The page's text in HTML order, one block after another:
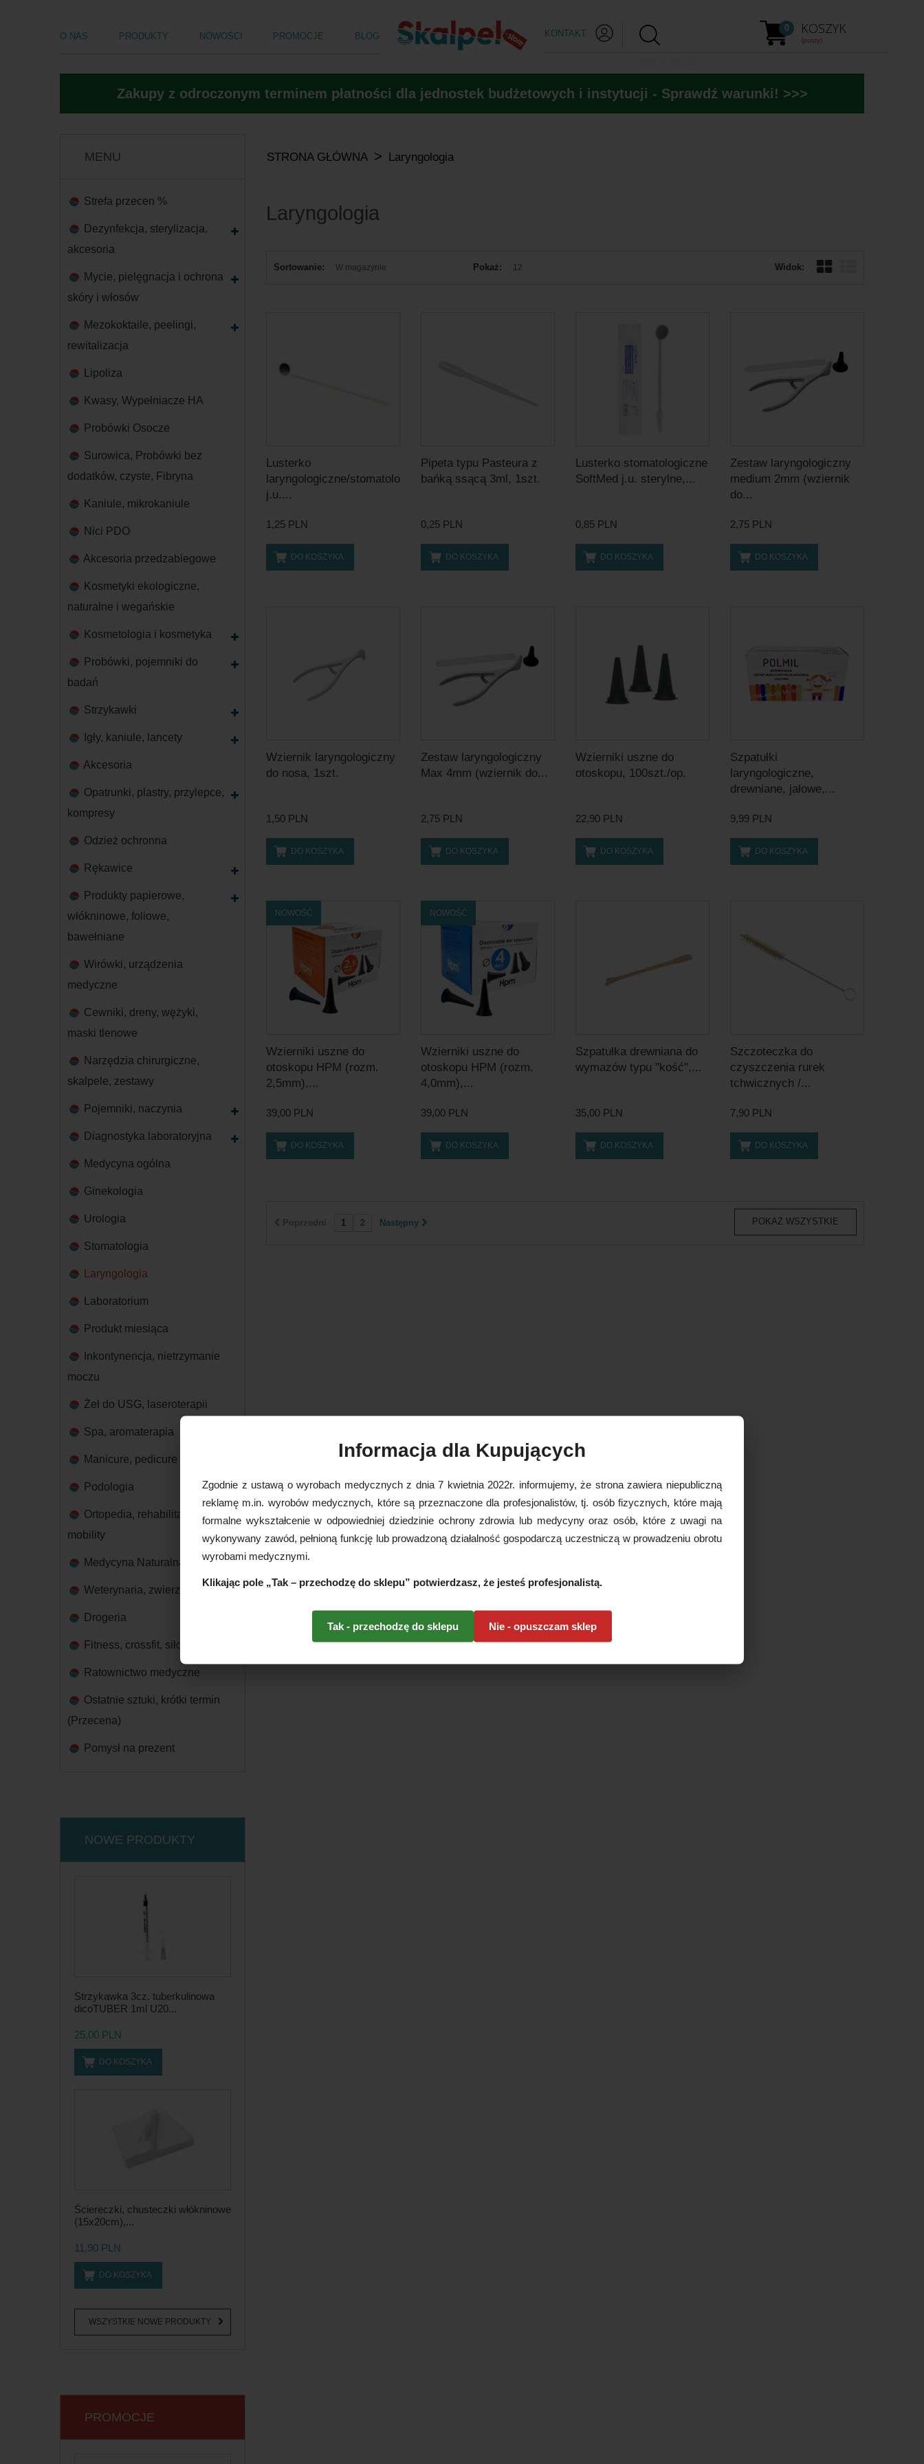
O NAS PRODUKTY NOWOŚCI PROMOCJE BLOG KONTAKT KOSZYK
0
(pusty)
Zakupy z odroczonym terminem płatności dla jednostek budżetowych i instytucji - Sprawdź warunki! >>>
MENU
Strefa przecen %
Dezynfekcja, sterylizacja,
akcesoria
Mycie, pielęgnacja i ochrona
skóry i włosów
Mezokoktaile, peelingi,
rewitalizacja
Lipoliza
Kwasy, Wypełniacze HA
Probówki Osocze
Surowica, Probówki bez
dodatków, czyste, Fibryna
Kaniule, mikrokaniule
Nici PDO
Akcesoria przedzabiegowe
Kosmetyki ekologiczne,
naturalne i wegańskie
Kosmetologia i kosmetyka
Probówki, pojemniki do
badań
Strzykawki
Igły, kaniule, lancety
Akcesoria
Opatrunki, plastry, przylepce,
kompresy
Odzież ochronna
Rękawice
Produkty papierowe,
włókninowe, foliowe,
bawełniane
Wirówki, urządzenia
medyczne
Cewniki, dreny, wężyki,
maski tlenowe
Narzędzia chirurgiczne,
skalpele, zestawy
Pojemniki, naczynia
Diagnostyka laboratoryjna
Medycyna ogólna
Ginekologia
Urologia
Stomatologia
Laryngologia
Laboratorium
Produkt miesiąca
Inkontynencja, nietrzymanie
moczu
Żel do USG, laseroterapii
Spa, aromaterapia
Manicure, pedicure
Podologia
Ortopedia, rehabilitacja,
mobility
Medycyna Naturalna
Weterynaria, zwierzęta
Drogeria
Fitness, crossfit, siłownia
Ratownictwo medyczne
Ostatnie sztuki, krótki termin
(Przecena)
Pomysł na prezent
NOWE PRODUKTY
Strzykawka 3cz. tuberkulinowa
dicoTUBER 1ml U20...
25,00 PLN
DO KOSZYKA
Ściereczki, chusteczki włókninowe
(15x20cm),...
11,90 PLN
DO KOSZYKA
WSZYSTKIE NOWE PRODUKTY
PROMOCJE
STRONA GŁÓWNA > Laryngologia
Laryngologia
Widok:
Sortowanie: W magazynie Pokaż: 12
Lusterko
laryngologiczne/stomatologiczne
j.u....
1,25 PLN
DO KOSZYKA
Pipeta typu Pasteura z
bańką ssącą 3ml, 1szt.
0,25 PLN
DO KOSZYKA
Lusterko stomatologiczne
SoftMed j.u. sterylne,...
0,85 PLN
DO KOSZYKA
Zestaw laryngologiczny
medium 2mm (wziernik
do...
2,75 PLN
DO KOSZYKA
Wziernik laryngologiczny
do nosa, 1szt.
1,50 PLN
DO KOSZYKA
Zestaw laryngologiczny
Max 4mm (wziernik do...
2,75 PLN
DO KOSZYKA
Wzierniki uszne do
otoskopu, 100szt./op.
22,90 PLN
DO KOSZYKA
Szpatułki
laryngologiczne,
drewniane, jałowe,...
9,99 PLN
DO KOSZYKA
NOWOŚĆ
Wzierniki uszne do
otoskopu HPM (rozm.
2,5mm),...
39,00 PLN
DO KOSZYKA
NOWOŚĆ
Wzierniki uszne do
otoskopu HPM (rozm.
4,0mm),...
39,00 PLN
DO KOSZYKA
Szpatułka drewniana do
wymazów typu "kość",...
35,00 PLN
DO KOSZYKA
Szczoteczka do
czyszczenia rurek
tchwicznych /...
7,90 PLN
DO KOSZYKA
POKAŻ WSZYSTKIE
1 2 Następny
Informacja dla Kupujących
Zgodnie z ustawą o wyrobach medycznych z dnia 7 kwietnia 2022r. informujemy, że strona zawiera niepubliczną
reklamę m.in. wyrobów medycznych, które są przeznaczone dla profesjonalistów, tj. osób fizycznych, które mają
formalne wykształcenie w odpowiedniej dziedzinie ochrony zdrowia lub medycyny oraz osób, które z uwagi na
wykonywany zawód, pełnioną funkcję lub prowadzoną działalność gospodarczą uczestniczą w prowadzeniu obrotu
wyrobami medycznymi.
Klikając pole „Tak – przechodzę do sklepu” potwierdzasz, że jesteś profesjonalistą.
Tak - przechodzę do sklepu Nie - opuszczam sklep